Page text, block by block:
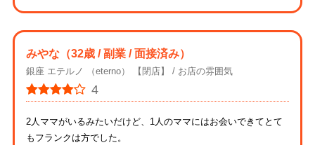
みやな （32歳 / 副業 / 面接済み）
銀座 エテルノ （eterno） 【閉店】 お店の雰囲気
4
2人ママがいるみたいだけど、1人のママにはお会いできてとて
もフランクは方でした。